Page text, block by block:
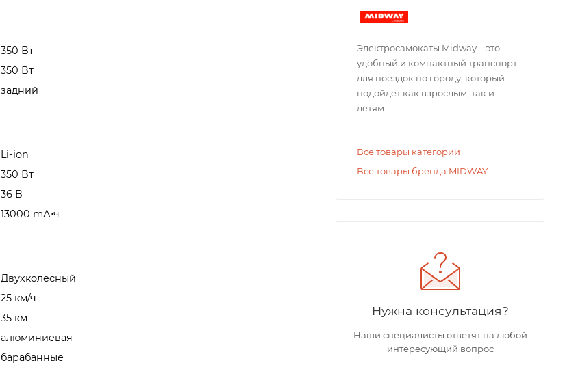
350 Вт
350 Вт
задний
Li-ion
350 Вт
36 В
13000 mА⋅ч
Двухколесный
25 км/ч
35 км
алюминиевая
барабанные
Электросамокаты Midway – это
удобный и компактный транспорт
для поездок по городу, который
подойдет как взрослым, так и
детям.
Все товары категории
Все товары бренда MIDWAY
Нужна консультация?
Наши специалисты ответят на любой
интересующий вопрос